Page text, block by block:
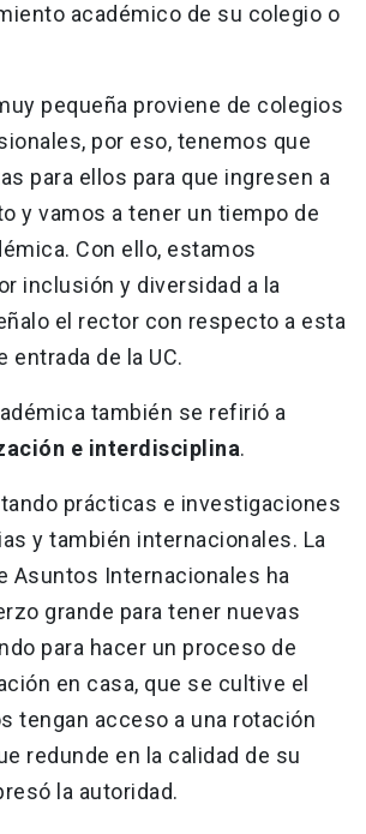
académico de su colegio o
pequeña proviene de colegios
por eso, tenemos que
para ellos para que ingresen a
y vamos a tener un tiempo de
Con ello, estamos
inclusión y diversidad a la
el rector con respecto a esta
entrada de la UC.
también se refirió a
e interdisciplina.
prácticas e investigaciones
y también internacionales. La
Asuntos Internacionales ha
grande para tener nuevas
para hacer un proceso de
en casa, que se cultive el
tengan acceso a una rotación
redunde en la calidad de su
la autoridad.